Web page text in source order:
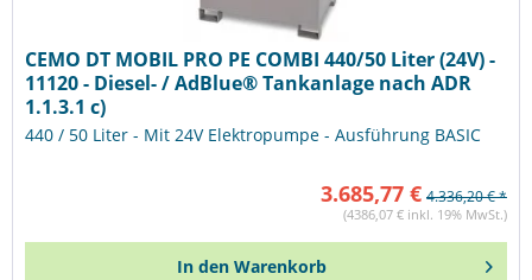
CEMO DT MOBIL PRO PE COMBI 440/50 Liter (24V) -
11120 - Diesel- / AdBlue® Tankanlage nach ADR
1.1.3.1 c)
440 / 50 Liter - Mit 24V Elektropumpe - Ausführung BASIC
3.685,77 € 4.336,20 € *
(4386,07 € inkl. 19% MwSt.)
In den Warenkorb